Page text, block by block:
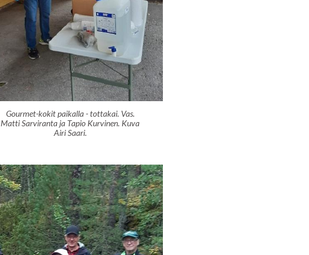
Gourmet-kokit paikalla - tottakai. Vas.
Matti Sarviranta ja Tapio Kurvinen. Kuva
Airi Saari.